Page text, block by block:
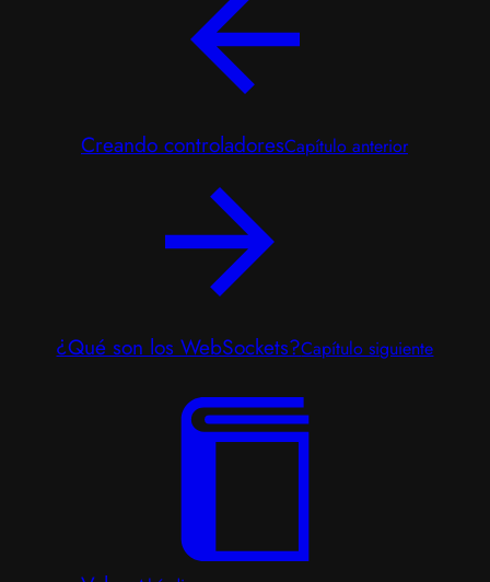
Creando controladoresCapítulo anterior
¿Qué son los WebSockets?Capítulo siguiente